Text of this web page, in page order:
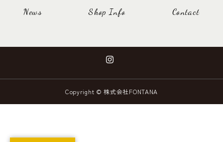
News Shop Info Contact
Copyright © 株式会社FONTANA